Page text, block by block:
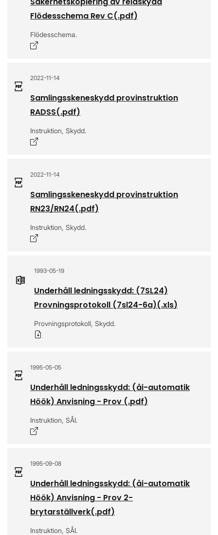
Flödesschema Rev C(.pdf)
Flödesschema.
2022-11-14
Samlingsskeneskydd provinstruktion
RADSS(.pdf)
Instruktion, Skydd.
2022-11-14
Samlingsskeneskydd provinstruktion
RN23/RN24(.pdf)
Instruktion, Skydd.
1993-05-19
Underhåll ledningsskydd: (7SL24)
Provningsprotokoll (7sl24-6a)(.xls)
Provningsprotokoll, Skydd.
1995-05-05
Underhåll ledningsskydd: (åi-automatik
Höök) Anvisning - Prov (.pdf)
Instruktion, SÅI.
1995-09-08
Underhåll ledningsskydd: (åi-automatik
Höök) Anvisning - Prov 2-
brytarställverk(.pdf)
Instruktion, SÅI.